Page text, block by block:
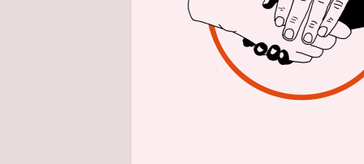
am Boden
eintritt.
geklickt
Kollege
anders